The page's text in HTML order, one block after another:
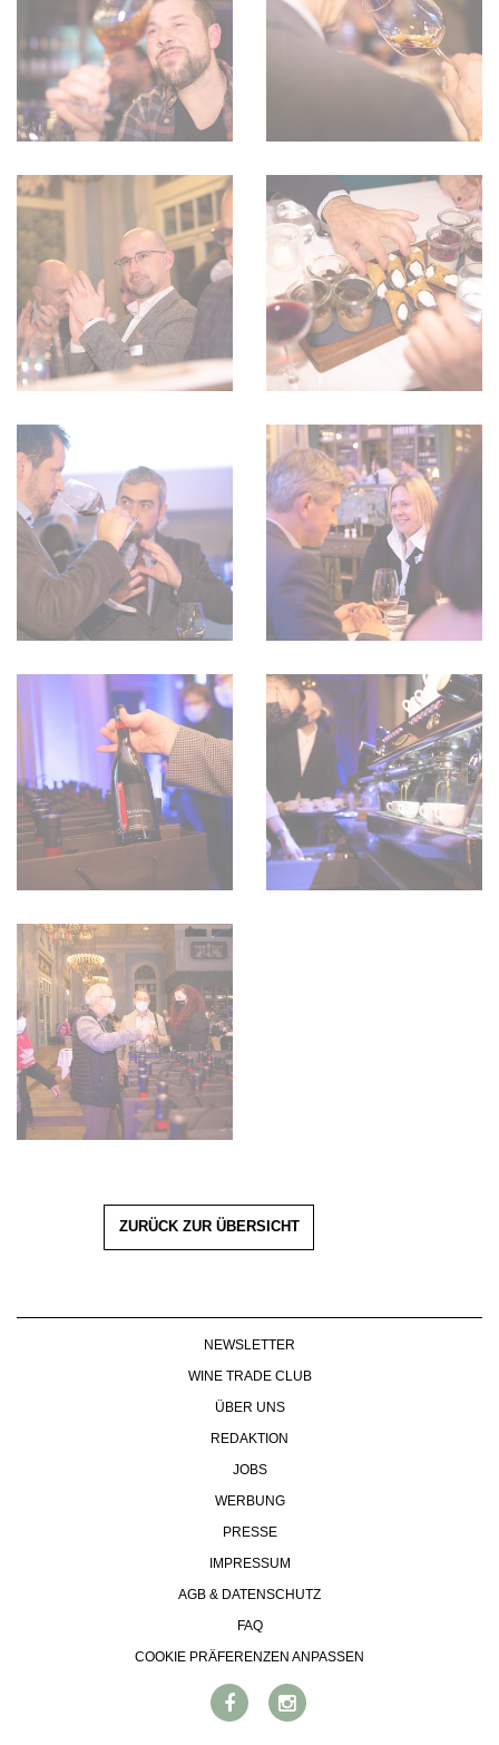
ZURÜCK ZUR ÜBERSICHT
NEWSLETTER
WINE TRADE CLUB
ÜBER UNS
REDAKTION
JOBS
WERBUNG
PRESSE
IMPRESSUM
AGB & DATENSCHUTZ
FAQ
COOKIE PRÄFERENZEN ANPASSEN